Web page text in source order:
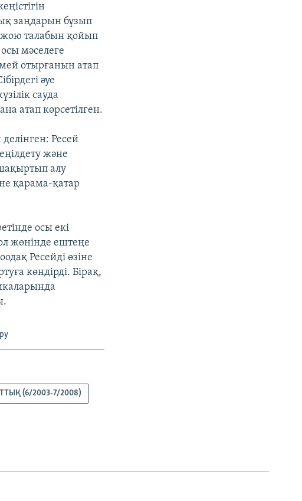
заңдарын бұзып
жою талабын қойып
мәселеге
отырғанын атап
әуе
сауда
атап көрсетілген.
делінген: Ресей
және
алу
қарама-қатар
осы екі
жөнінде ештеңе
Ресейді өзіне
көндірді. Бірақ,
(6/2003-7/2008)